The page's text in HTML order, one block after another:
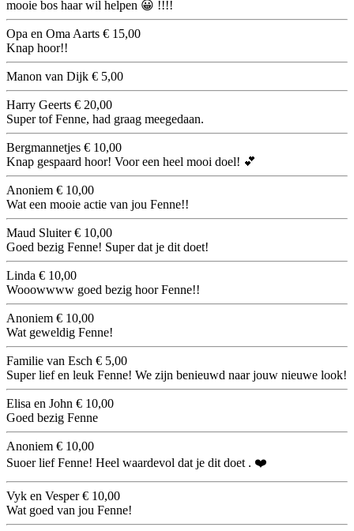
mooie bos haar wil helpen 😀 !!!!
Opa en Oma Aarts € 15,00
Knap hoor!!
Manon van Dijk € 5,00
Harry Geerts € 20,00
Super tof Fenne, had graag meegedaan.
Bergmannetjes € 10,00
Knap gespaard hoor! Voor een heel mooi doel! 💕
Anoniem € 10,00
Wat een mooie actie van jou Fenne!!
Maud Sluiter€ 10,00
Goed bezig Fenne! Super dat je dit doet!
Linda € 10,00
Wooowwww goed bezig hoor Fenne!!
Anoniem € 10,00
Wat geweldig Fenne!
Familie van Esch € 5,00
Super lief en leuk Fenne! We zijn benieuwd naar jouw nieuwe look!
Elisa en John € 10,00
Goed bezig Fenne
Anoniem € 10,00
Suoer lief Fenne! Heel waardevol dat je dit doet . ❤️
Vyk en Vesper € 10,00
Wat goed van jou Fenne!